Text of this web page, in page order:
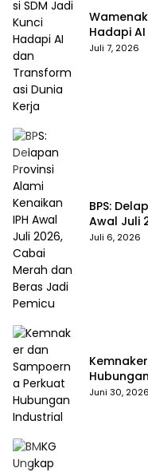
Hadapi
Juli 7, 2026
BPS:
Awal Juli
Pemicu
Juli 6, 2026
Juni 30, 2026